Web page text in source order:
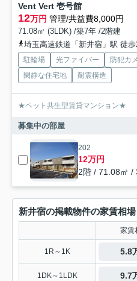
Vent Vert 壱号館
12万円 管理/共益費8,000円
71.08㎡ (3LDK) /築7年 /2階建
埼玉高速鉄道「新井宿」駅 徒
駐輪場 光ファイバー 防犯カ
閑静な住宅地
耐震構造
★ペット共生型賃貸マンション★
募集中の部屋
202
12万円
2階 / 71.08㎡ /
新井宿の掲載物件の家賃相場
家賃
1R～1K 5.8
1DK～1LDK 9.7